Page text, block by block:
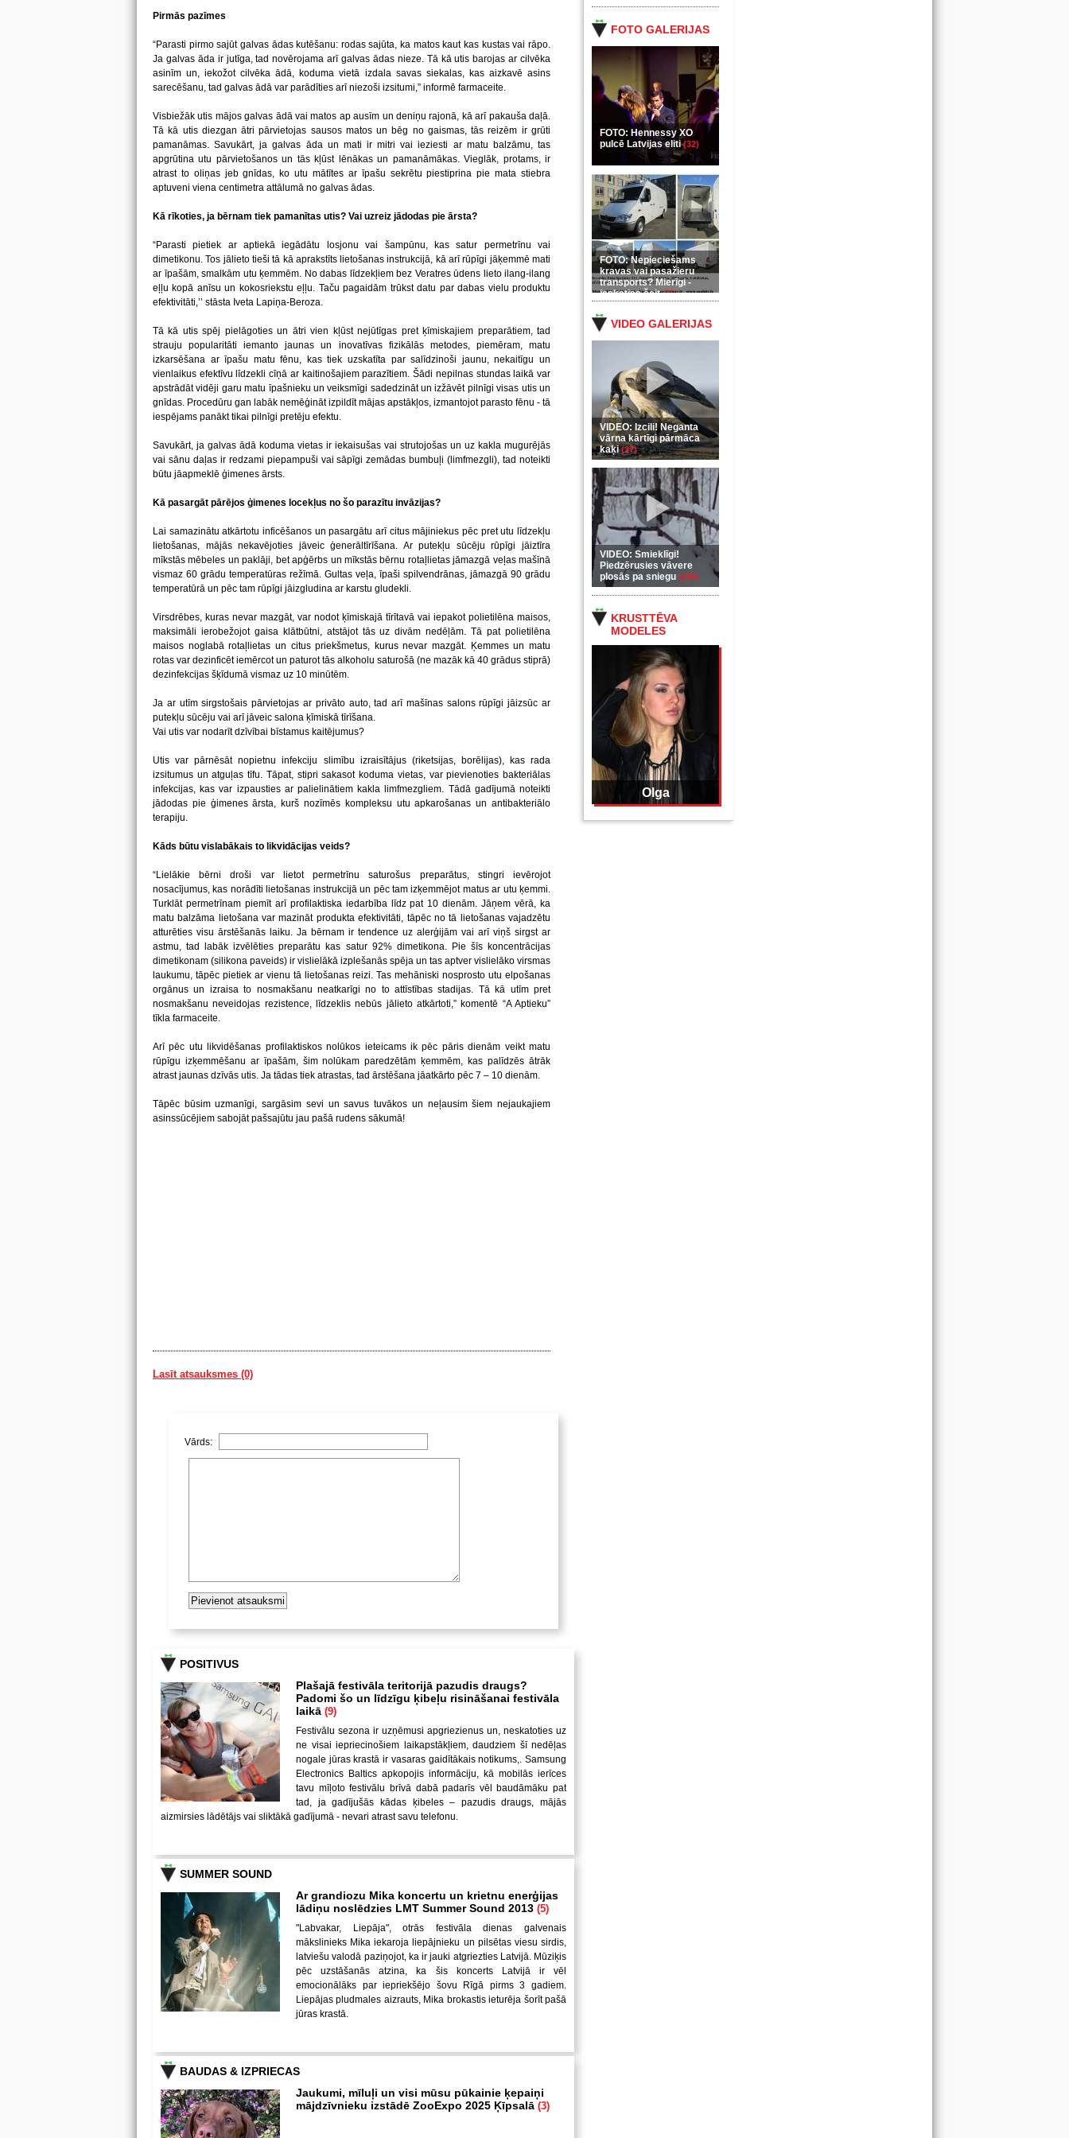
FOTO GALERIJAS
FOTO: Hennessy XO
pulcē Latvijas eliti(32)
FOTO: Nepieciešams
kravas vai pasažieru
transports? Mierīgi -
ieskaties šeit(35)
VIDEO GALERIJAS
VIDEO: Izcili! Neganta
vārna kārtīgi pārmāca
kaķi(37)
VIDEO: Smieklīgi!
Piedzērusies vāvere
plosās pa sniegu (255)
KRUSTTĒVA
MODELES
Olga
Pirmās pazīmes
“Parasti pirmo sajūt galvas ādas kutēšanu: rodas sajūta, ka matos kaut kas kustas vai rāpo.
Ja galvas āda ir jutīga, tad novērojama arī galvas ādas nieze. Tā kā utis barojas ar cilvēka
asinīm un, iekožot cilvēka ādā, koduma vietā izdala savas siekalas, kas aizkavē asins
sarecēšanu, tad galvas ādā var parādīties arī niezoši izsitumi,” informē farmaceite.
Visbiežāk utis mājos galvas ādā vai matos ap ausīm un deniņu rajonā, kā arī pakauša daļā.
Tā kā utis diezgan ātri pārvietojas sausos matos un bēg no gaismas, tās reizēm ir grūti
pamanāmas. Savukārt, ja galvas āda un mati ir mitri vai ieziesti ar matu balzāmu, tas
apgrūtina utu pārvietošanos un tās kļūst lēnākas un pamanāmākas. Vieglāk, protams, ir
atrast to oliņas jeb gnīdas, ko utu mātītes ar īpašu sekrētu piestiprina pie mata stiebra
aptuveni viena centimetra attālumā no galvas ādas.
Kā rīkoties, ja bērnam tiek pamanītas utis? Vai uzreiz jādodas pie ārsta?
“Parasti pietiek ar aptiekā iegādātu losjonu vai šampūnu, kas satur permetrīnu vai
dimetikonu. Tos jālieto tieši tā kā aprakstīts lietošanas instrukcijā, kā arī rūpīgi jāķemmē mati
ar īpašām, smalkām utu ķemmēm. No dabas līdzekļiem bez Veratres ūdens lieto ilang-ilang
eļļu kopā anīsu un kokosriekstu eļļu. Taču pagaidām trūkst datu par dabas vielu produktu
efektivitāti,’’ stāsta Iveta Lapiņa-Beroza.
Tā kā utis spēj pielāgoties un ātri vien kļūst nejūtīgas pret ķīmiskajiem preparātiem, tad
strauju popularitāti iemanto jaunas un inovatīvas fizikālās metodes, piemēram, matu
izkarsēšana ar īpašu matu fēnu, kas tiek uzskatīta par salīdzinoši jaunu, nekaitīgu un
vienlaikus efektīvu līdzekli cīņā ar kaitinošajiem parazītiem. Šādi nepilnas stundas laikā var
apstrādāt vidēji garu matu īpašnieku un veiksmīgi sadedzināt un izžāvēt pilnīgi visas utis un
gnīdas. Procedūru gan labāk nemēģināt izpildīt mājas apstākļos, izmantojot parasto fēnu - tā
iespējams panākt tikai pilnīgi pretēju efektu.
Savukārt, ja galvas ādā koduma vietas ir iekaisušas vai strutojošas un uz kakla mugurējās
vai sānu daļas ir redzami piepampuši vai sāpīgi zemādas bumbuļi (limfmezgli), tad noteikti
būtu jāapmeklē ģimenes ārsts.
Kā pasargāt pārējos ģimenes locekļus no šo parazītu invāzijas?
Lai samazinātu atkārtotu inficēšanos un pasargātu arī citus mājiniekus pēc pret utu līdzekļu
lietošanas, mājās nekavējoties jāveic ģenerāltīrīšana. Ar putekļu sūcēju rūpīgi jāiztīra
mīkstās mēbeles un paklāji, bet apģērbs un mīkstās bērnu rotaļlietas jāmazgā veļas mašīnā
vismaz 60 grādu temperatūras režīmā. Gultas veļa, īpaši spilvendrānas, jāmazgā 90 grādu
temperatūrā un pēc tam rūpīgi jāizgludina ar karstu gludekli.
Virsdrēbes, kuras nevar mazgāt, var nodot ķīmiskajā tīrītavā vai iepakot polietilēna maisos,
maksimāli ierobežojot gaisa klātbūtni, atstājot tās uz divām nedēļām. Tā pat polietilēna
maisos noglabā rotaļlietas un citus priekšmetus, kurus nevar mazgāt. Ķemmes un matu
rotas var dezinficēt iemērcot un paturot tās alkoholu saturošā (ne mazāk kā 40 grādus stiprā)
dezinfekcijas šķīdumā vismaz uz 10 minūtēm.
Ja ar utīm sirgstošais pārvietojas ar privāto auto, tad arī mašīnas salons rūpīgi jāizsūc ar
putekļu sūcēju vai arī jāveic salona ķīmiskā tīrīšana.
Vai utis var nodarīt dzīvībai bīstamus kaitējumus?
Utis var pārnēsāt nopietnu infekciju slimību izraisītājus (riketsijas, borēlijas), kas rada
izsitumus un atguļas tīfu. Tāpat, stipri sakasot koduma vietas, var pievienoties bakteriālas
infekcijas, kas var izpausties ar palielinātiem kakla limfmezgliem. Tādā gadījumā noteikti
jādodas pie ģimenes ārsta, kurš nozīmēs kompleksu utu apkarošanas un antibakteriālo
terapiju.
Kāds būtu vislabākais to likvidācijas veids?
“Lielākie bērni droši var lietot permetrīnu saturošus preparātus, stingri ievērojot
nosacījumus, kas norādīti lietošanas instrukcijā un pēc tam izķemmējot matus ar utu ķemmi.
Turklāt permetrīnam piemīt arī profilaktiska iedarbība līdz pat 10 dienām. Jāņem vērā, ka
matu balzāma lietošana var mazināt produkta efektivitāti, tāpēc no tā lietošanas vajadzētu
atturēties visu ārstēšanās laiku. Ja bērnam ir tendence uz alerģijām vai arī viņš sirgst ar
astmu, tad labāk izvēlēties preparātu kas satur 92% dimetikona. Pie šīs koncentrācijas
dimetikonam (silikona paveids) ir vislielākā izplešanās spēja un tas aptver vislielāko virsmas
laukumu, tāpēc pietiek ar vienu tā lietošanas reizi. Tas mehāniski nosprosto utu elpošanas
orgānus un izraisa to nosmakšanu neatkarīgi no to attīstības stadijas. Tā kā utīm pret
nosmakšanu neveidojas rezistence, līdzeklis nebūs jālieto atkārtoti,” komentē “A Aptieku”
tīkla farmaceite.
Arī pēc utu likvidēšanas profilaktiskos nolūkos ieteicams ik pēc pāris dienām veikt matu
rūpīgu izķemmēšanu ar īpašām, šim nolūkam paredzētām ķemmēm, kas palīdzēs ātrāk
atrast jaunas dzīvās utis. Ja tādas tiek atrastas, tad ārstēšana jāatkārto pēc 7 – 10 dienām.
Tāpēc būsim uzmanīgi, sargāsim sevi un savus tuvākos un neļausim šiem nejaukajiem
asinssūcējiem sabojāt pašsajūtu jau pašā rudens sākumā!
Lasīt atsauksmes (0)
Vārds:
POSITIVUS
Plašajā festivāla teritorijā pazudis draugs?
Padomi šo un līdzīgu ķibeļu risināšanai festivāla
laikā (9)
Festivālu sezona ir uzņēmusi apgriezienus un, neskatoties uz
ne visai iepriecinošiem laikapstākļiem, daudziem šī nedēļas
nogale jūras krastā ir vasaras gaidītākais notikums,. Samsung
Electronics Baltics apkopojis informāciju, kā mobilās ierīces
tavu mīļoto festivālu brīvā dabā padarīs vēl baudāmāku pat
tad, ja gadījušās kādas ķibeles – pazudis draugs, mājās
aizmirsies lādētājs vai sliktākā gadījumā - nevari atrast savu telefonu.
SUMMER SOUND
Ar grandiozu Mika koncertu un krietnu enerģijas
lādiņu noslēdzies LMT Summer Sound 2013 (5)
"Labvakar, Liepāja", otrās festivāla dienas galvenais
mākslinieks Mika iekaroja liepājnieku un pilsētas viesu sirdis,
latviešu valodā paziņojot, ka ir jauki atgriezties Latvijā. Mūziķis
pēc uzstāšanās atzina, ka šis koncerts Latvijā ir vēl
emocionālāks par iepriekšējo šovu Rīgā pirms 3 gadiem.
Liepājas pludmales aizrauts, Mika brokastis ieturēja šorīt pašā
jūras krastā.
BAUDAS & IZPRIECAS
Jaukumi, mīluļi un visi mūsu pūkainie ķepaiņi
mājdzīvnieku izstādē ZooExpo 2025 Ķīpsalā (3)